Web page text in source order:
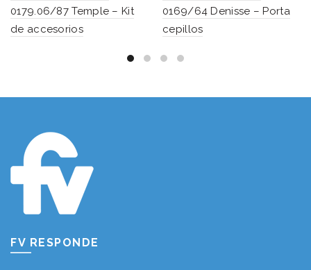
0179.06/87 Temple – Kit
de accesorios
0169/64 Denisse – Porta
cepillos
FV RESPONDE